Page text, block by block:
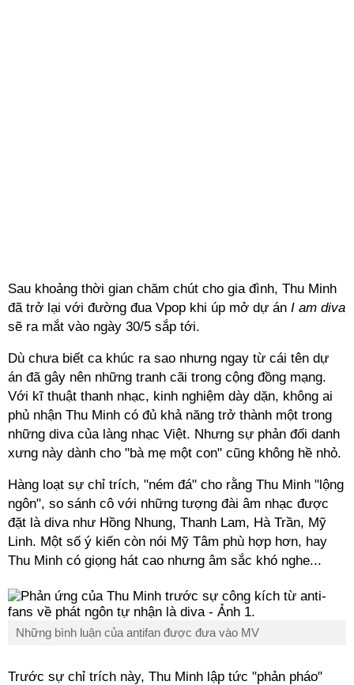
Sau khoảng thời gian chăm chút cho gia đình, Thu Minh
đã trở lại với đường đua Vpop khi úp mở dự án I am diva
sẽ ra mắt vào ngày 30/5 sắp tới.
Dù chưa biết ca khúc ra sao nhưng ngay từ cái tên dự
án đã gây nên những tranh cãi trong cộng đồng mạng.
Với kĩ thuật thanh nhạc, kinh nghiệm dày dặn, không ai
phủ nhận Thu Minh có đủ khả năng trở thành một trong
những diva của làng nhạc Việt. Nhưng sự phản đối danh
xưng này dành cho "bà mẹ một con" cũng không hề nhỏ.
Hàng loạt sự chỉ trích, "ném đá" cho rằng Thu Minh "lộng
ngôn", so sánh cô với những tượng đài âm nhạc được
đặt là diva như Hồng Nhung, Thanh Lam, Hà Trần, Mỹ
Linh. Một số ý kiến còn nói Mỹ Tâm phù hợp hơn, hay
Thu Minh có giọng hát cao nhưng âm sắc khó nghe...
Những bình luận của antifan được đưa vào MV
Trước sự chỉ trích này, Thu Minh lập tức "phản pháo"